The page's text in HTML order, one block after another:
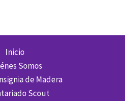
Inicio
Somos
de Madera
Scout